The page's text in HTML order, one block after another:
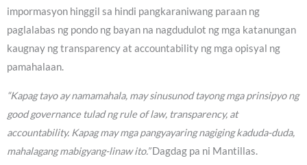
impormasyon hinggil sa hindi pangkaraniwang paraan ng
paglalabas ng pondo ng bayan na nagdudulot ng mga katanungan
kaugnay ng transparency at accountability ng mga opisyal ng
pamahalaan.
“Kapag tayo ay namamahala, may sinusunod tayong mga prinsipyo ng
good governance tulad ng rule of law, transparency, at
accountability. Kapag may mga pangyayaring nagiging kaduda-duda,
mahalagang mabigyang-linaw ito.”Dagdag pa ni Mantillas.